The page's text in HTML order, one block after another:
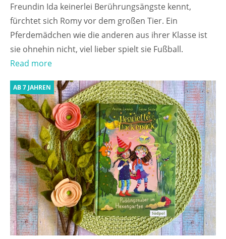
Freundin Ida keinerlei Berührungsängste kennt,
fürchtet sich Romy vor dem großen Tier. Ein
Pferdemädchen wie die anderen aus ihrer Klasse ist
sie ohnehin nicht, viel lieber spielt sie Fußball.
Read more
AB 7 JAHREN